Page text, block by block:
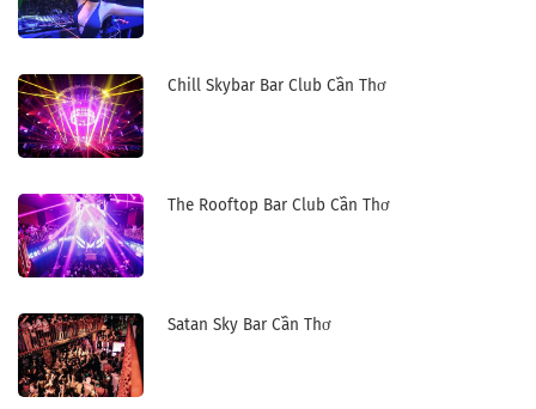
Chill Skybar Bar Club Cần Thơ
The Rooftop Bar Club Cần Thơ
Satan Sky Bar Cần Thơ